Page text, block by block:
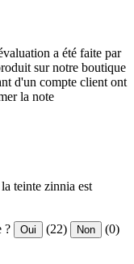
a été faite par
sur notre boutique
d'un compte client ont
la note
teinte zinnia est
? Oui (22) Non (0)